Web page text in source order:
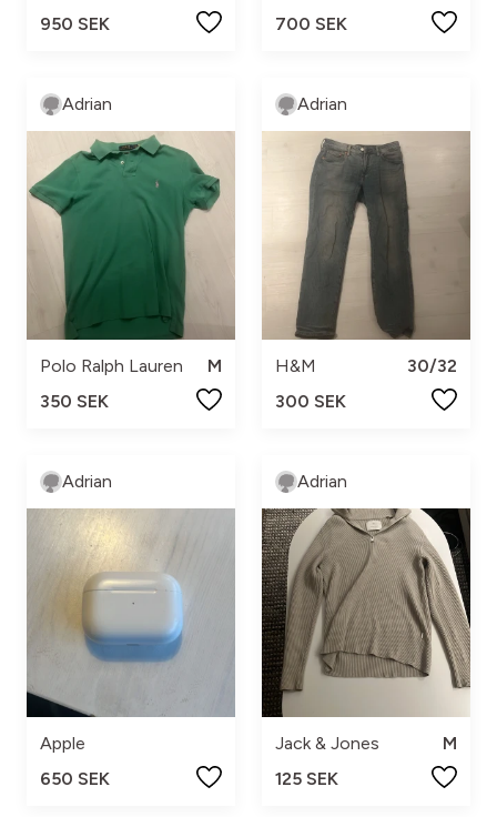
950 SEK
700 SEK
Adrian
Polo Ralph Lauren
M
350 SEK
Adrian
H&M
30/32
300 SEK
Adrian
Apple
650 SEK
Adrian
Jack & Jones
M
125 SEK